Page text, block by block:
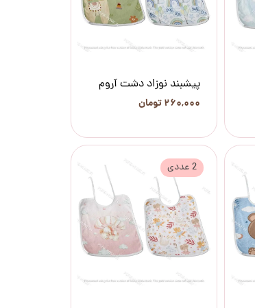
پیشبند نوزاد دشت آروم
۲۶۰,۰۰۰ تومان
2 عددی